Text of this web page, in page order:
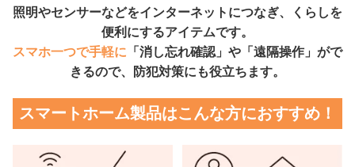
照明やセンサーなどをインターネットにつなぎ、くらしを
便利にするアイテムです。
スマホ一つで手軽に 「消し忘れ確認」や「遠隔操作」がで
きるので、防犯対策にも役立ちます。
スマートホーム製品はこんな方におすすめ！